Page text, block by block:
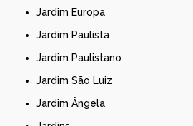
Jardim Europa
Jardim Paulista
Jardim Paulistano
Jardim São Luiz
Jardim Ângela